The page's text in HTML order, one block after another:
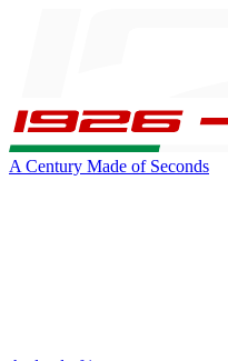
A Century Made of Seconds